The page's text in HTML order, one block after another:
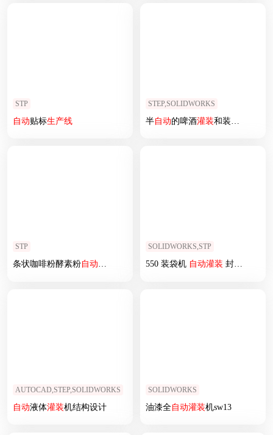
STP
自动贴标生产线
STEP,SOLIDWORKS
半自动的啤酒灌装和装瓶机
STP
条状咖啡粉酵素粉自动灌装
SOLIDWORKS,STP
550 装袋机 自动灌装 封口机 808111
AUTOCAD,STEP,SOLIDWORKS
自动液体灌装机结构设计
SOLIDWORKS
油漆全自动灌装机sw13